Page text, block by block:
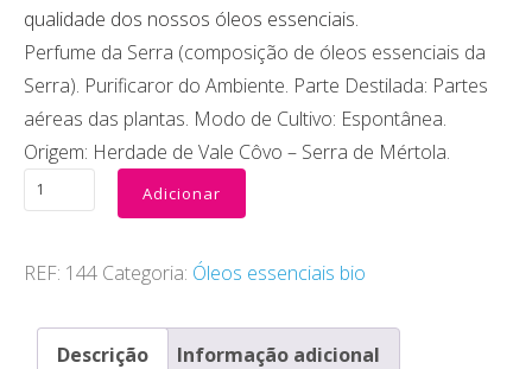
qualidade dos nossos óleos essenciais.
Perfume da Serra (composição de óleos essenciais da
Serra). Purificaror do Ambiente. Parte Destilada: Partes
aéreas das plantas. Modo de Cultivo: Espontânea.
Origem: Herdade de Vale Côvo – Serra de Mértola.
Adicionar
REF: 144 Categoria: Óleos essenciais bio
Descrição Informação adicional